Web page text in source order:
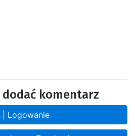
komentarz
| Logowanie